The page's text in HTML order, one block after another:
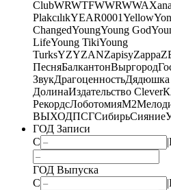
ClubWRWTFWWRWWA
PlakcılıkYEAR0001Yellow
ChangedYoungYoung God
LifeYoung TikiYoung
TurksYZYZANZapisyZappa
ПесняБалкантонВыргород
ЗвукДрагоценностьДядюшка
ДолинаИздательство Clever
РекордсЛоботомияМ2
ВЫХОДПСГСибирьСияние
ГОД Записи
С
|
ГОД Выпуска
С
|